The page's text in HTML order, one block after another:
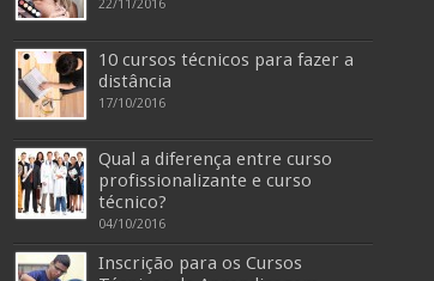
22/11/2016
10 cursos técnicos para fazer a
distância
17/10/2016
Qual a diferença entre curso
profissionalizante e curso
técnico?
04/10/2016
Inscrição para os Cursos